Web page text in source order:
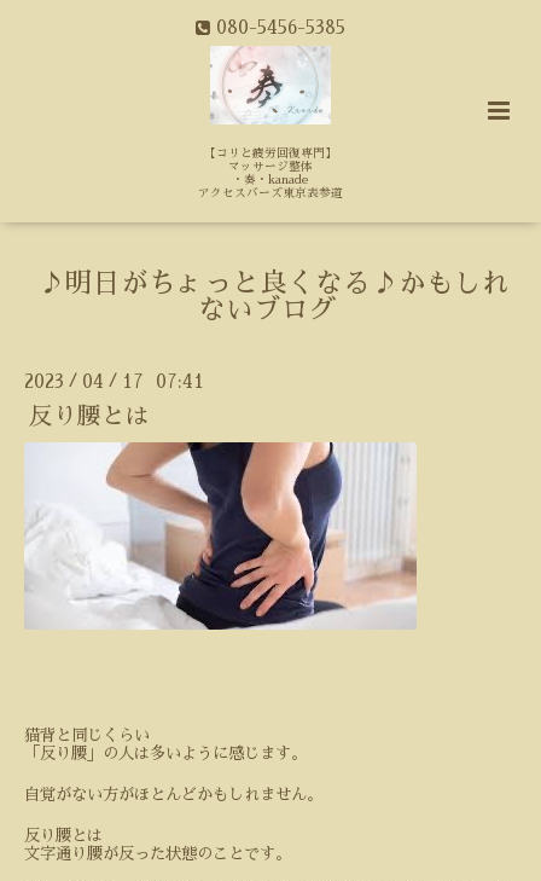
080-5456-5385
【コリと疲労回復専門】
マッサージ整体
・奏・kanade
アクセスバーズ東京表参道
♪明日がちょっと良くなる♪かもしれ
ないブログ
2023 / 04 / 17 07:41
反り腰とは
猫背と同じくらい
「反り腰」の人は多いように感じます。
自覚がない方がほとんどかもしれません。
反り腰とは
文字通り腰が反った状態のことです。